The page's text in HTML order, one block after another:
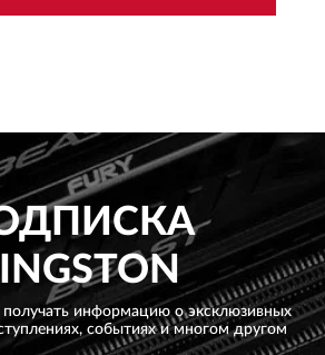
информацию о эксклюзивных
событиях и многом другом